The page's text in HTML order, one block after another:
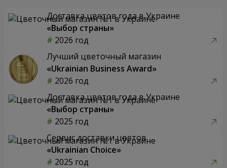
Доставка цветов года в Украине
«Выбор страны»
2026 год
Лучший цветочный магазин
«Ukrainian Business Award»
2026 год
Доставка цветов года в Украине
«Выбор страны»
2025 год
Сервис доставки цветов
«Ukrainian Choice»
2025 год